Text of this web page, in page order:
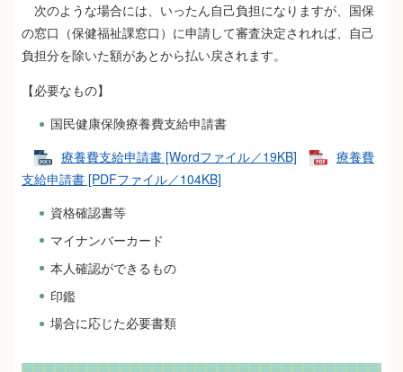
次のような場合には、いったん自己負担になりますが、国保
の窓口（保健福祉課窓口）に申請して審査決定されれば、自己
負担分を除いた額があとから払い戻されます。
【必要なもの】
国民健康保険療養費支給申請書
療養費支給申請書 [Wordファイル／19KB]
療養費
支給申請書 [PDFファイル／104KB]
資格確認書等
マイナンバーカード
本人確認ができるもの
印鑑
場合に応じた必要書類